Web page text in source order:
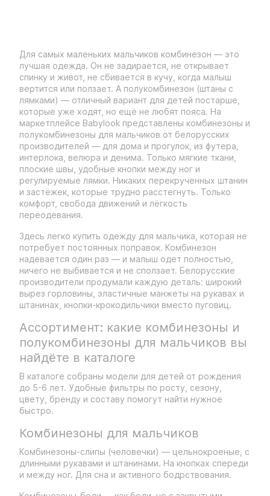
Для самых маленьких мальчиков комбинезон — это
лучшая одежда. Он не задирается, не открывает
спинку и живот, не сбивается в кучу, когда малыш
вертится или ползает. А полукомбинезон (штаны с
лямками) — отличный вариант для детей постарше,
которые уже ходят, но ещё не любят пояса. На
маркетплейсе Babylook представлены комбинезоны и
полукомбинезоны для мальчиков от белорусских
производителей — для дома и прогулок, из футера,
интерлока, велюра и денима. Только мягкие ткани,
плоские швы, удобные кнопки между ног и
регулируемые лямки. Никаких перекрученных штанин
и застёжек, которые трудно расстегнуть. Только
комфорт, свобода движений и лёгкость
переодевания.
Здесь легко купить одежду для мальчика, которая не
потребует постоянных поправок. Комбинезон
надевается один раз — и малыш одет полностью,
ничего не выбивается и не сползает. Белорусские
производители продумали каждую деталь: широкий
вырез горловины, эластичные манжеты на рукавах и
штанинах, кнопки-крокодильчики вместо пуговиц.
Ассортимент: какие комбинезоны и
полукомбинезоны для мальчиков вы
найдёте в каталоге
В каталоге собраны модели для детей от рождения
до 5-6 лет. Удобные фильтры по росту, сезону,
цвету, бренду и составу помогут найти нужное
быстро.
Комбинезоны для мальчиков
Комбинезоны-слипы (человечки) — цельнокроеные, с
длинными рукавами и штанинами. На кнопках спереди
и между ног. Для сна и активного бодрствования.